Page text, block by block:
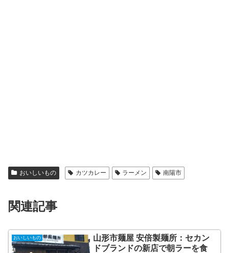
おいしいもの カツカレー ラーメン 南陽市
関連記事
おいしいもの
山形市麺屋 安倍製麺所：セカン
ドブランドの新店で朝ラーを食